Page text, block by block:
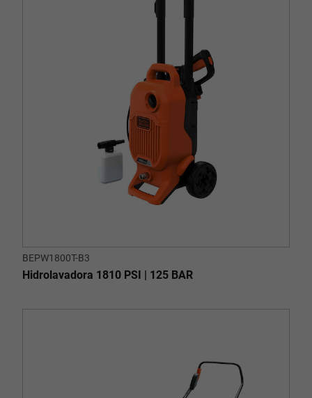
BEPW1800T-B3
Hidrolavadora 1810 PSI | 125 BAR